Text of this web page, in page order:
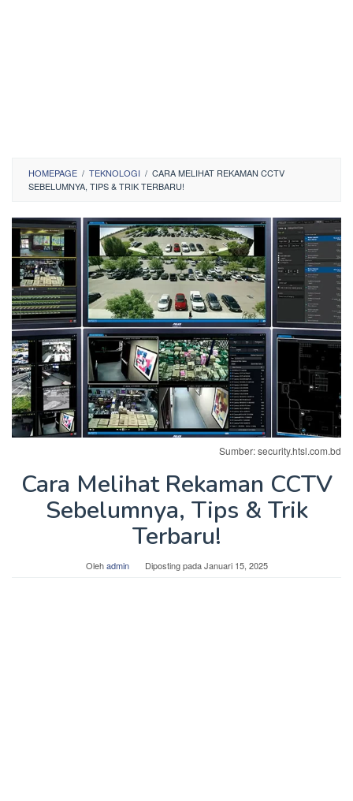
HOMEPAGE / TEKNOLOGI / CARA MELIHAT REKAMAN CCTV
SEBELUMNYA, TIPS & TRIK TERBARU!
Sumber: security.htsl.com.bd
Cara Melihat Rekaman CCTV
Sebelumnya, Tips & Trik
Terbaru!
Olehadmin Diposting padaJanuari 15, 2025